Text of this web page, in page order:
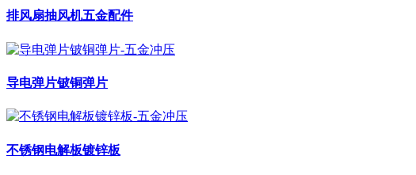
排风扇抽风机五金配件
导电弹片铍铜弹片
不锈钢电解板镀锌板